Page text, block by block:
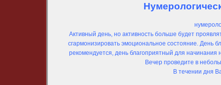
Активный день, но активность больше будет
сгармонизировать эмоциональное состояние. День
рекомендуется, день благоприятный для
Вечер проведите в
В течении дня